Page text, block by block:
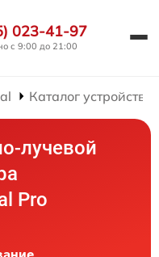
023-41-97
с 9:00 до 21:00
Каталог устройств
лучевой
Pro